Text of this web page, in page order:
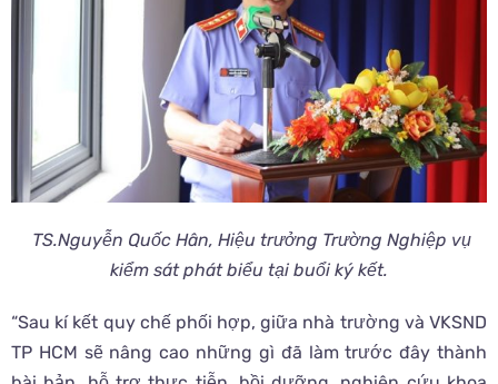
TS.Nguyễn Quốc Hân, Hiệu trưởng Trường Nghiệp vụ
kiểm sát phát biểu tại buổi ký kết.
“Sau kí kết quy chế phối hợp, giữa nhà trường và VKSND
TP HCM sẽ nâng cao những gì đã làm trước đây thành